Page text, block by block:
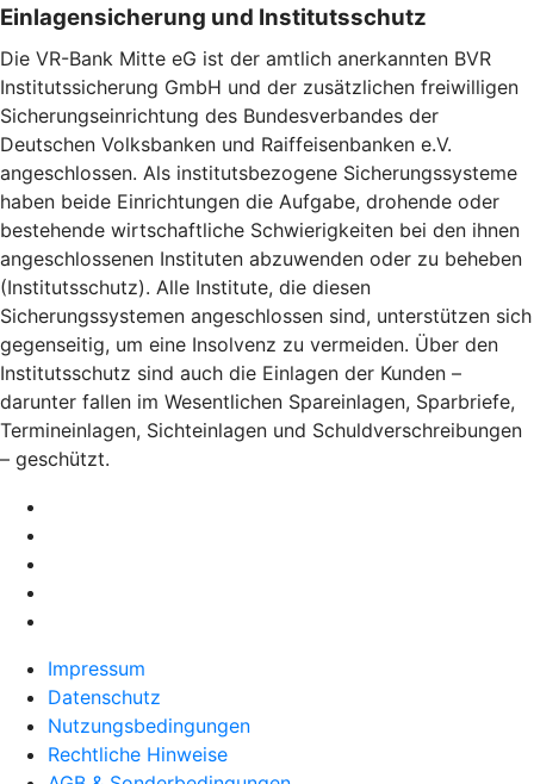
Einlagensicherung und Institutsschutz
Die VR-Bank Mitte eG ist der amtlich anerkannten BVR
Institutssicherung GmbH und der zusätzlichen freiwilligen
Sicherungseinrichtung des Bundesverbandes der
Deutschen Volksbanken und Raiffeisenbanken e.V.
angeschlossen. Als institutsbezogene Sicherungssysteme
haben beide Einrichtungen die Aufgabe, drohende oder
bestehende wirtschaftliche Schwierigkeiten bei den ihnen
angeschlossenen Instituten abzuwenden oder zu beheben
(Institutsschutz). Alle Institute, die diesen
Sicherungssystemen angeschlossen sind, unterstützen sich
gegenseitig, um eine Insolvenz zu vermeiden. Über den
Institutsschutz sind auch die Einlagen der Kunden –
darunter fallen im Wesentlichen Spareinlagen, Sparbriefe,
Termineinlagen, Sichteinlagen und Schuldverschreibungen
– geschützt.
Impressum
Datenschutz
Nutzungsbedingungen
Rechtliche Hinweise